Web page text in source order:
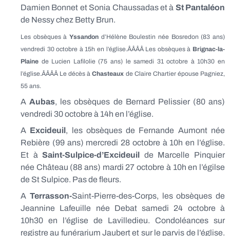
Damien Bonnet et Sonia Chaussadas et à St Pantaléon
de Nessy chez Betty Brun.
Les obsèques à Yssandon d’Hélène Boulestin née Bosredon (83 ans)
vendredi 30 octobre à 15h en l’église.ÂÂÂÂ Les obsèques à Brignac-la-
Plaine de Lucien Lafilolie (75 ans) le samedi 31 octobre à 10h30 en
l’église.ÂÂÂÂ Le décès àChasteaux de Claire Chartier épouse Pagniez,
55 ans.
AAubas, les obsèques de Bernard Pelissier (80 ans)
vendredi 30 octobre à 14h en l’église.
A Excideuil, les obsèques de Fernande Aumont née
Rebière (99 ans) mercredi 28 octobre à 10h en l’église.
Et àSaint-Sulpice-d’Excideuil de Marcelle Pinquier
née Château (88 ans) mardi 27 octobre à 10h en l’égilse
de St Sulpice. Pas de fleurs.
A Terrasson-Saint-Pierre-des-Corps, les obsèques de
Jeannine Lafeuille née Debat samedi 24 octobre à
10h30 en l’église de Lavilledieu. Condoléances sur
registre au funérarium Jaubert et sur le parvis de l’église.